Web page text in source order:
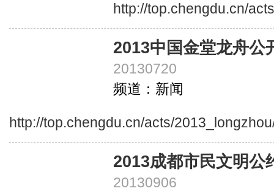
http://top.chengdu.cn/
2013中国金堂龙舟公
20130720
频道：新闻
http://top.chengdu.cn/acts/
2013成都市民文明公
20130906